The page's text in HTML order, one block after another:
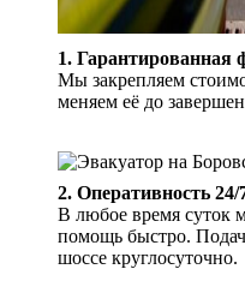
1. Гарантированная
Мы закрепляем
меняем её до
2. Оперативность 24/
В любое время суток
помощь быстро.
шоссе круглосуточно.